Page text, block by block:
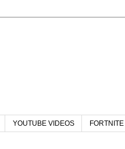
YOUTUBE VIDEOS FORTNITE